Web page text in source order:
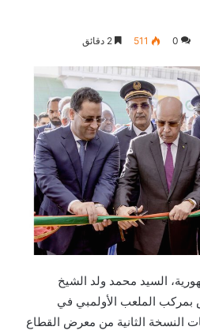
0
511
السيد محمد ولد الشيخ
بمركب الملعب الأولمبي في
النسخة الثانية من معرض القطاع